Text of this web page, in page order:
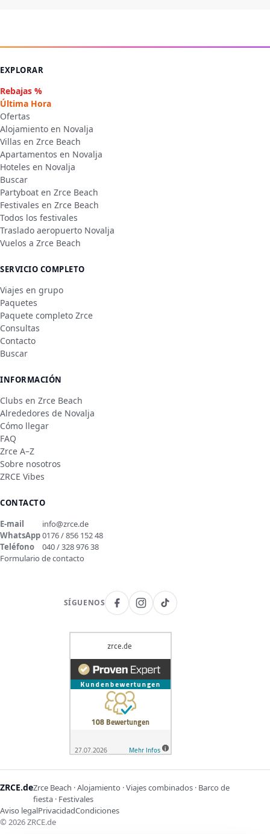
EXPLORAR
Rebajas %
Última Hora
Ofertas
Alojamiento en Novalja
Villas en Zrce Beach
Apartamentos en Novalja
Hoteles en Novalja
Buscar
Partyboat en Zrce Beach
Festivales en Zrce Beach
Todos los festivales
Traslado aeropuerto Novalja
Vuelos a Zrce Beach
SERVICIO COMPLETO
Viajes en grupo
Paquetes
Paquete completo Zrce
Consultas
Contacto
Buscar
INFORMACIÓN
Clubs en Zrce Beach
Alrededores de Novalja
Cómo llegar
FAQ
Zrce A–Z
Sobre nosotros
ZRCE Vibes
CONTACTO
E-mail
info@zrce.de
WhatsApp0176 / 856 152 48
Teléfono
040 / 328 976 38
Formulario de contacto
SÍGUENOS
ZRCE.deZrce Beach · Alojamiento · Viajes combinados · Barco de
fiesta · Festivales
Aviso legalPrivacidadCondiciones
© 2026ZRCE.de